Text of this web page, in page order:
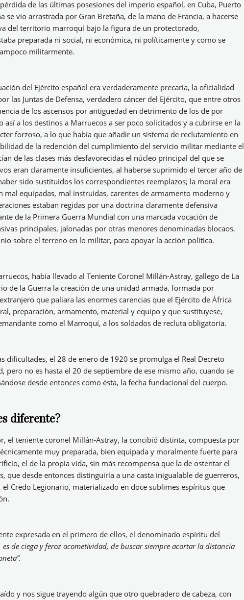
de las últimas posesiones del imperio español, en Cuba, Puerto
se vio arrastrada por Gran Bretaña, de la mano de Francia, a hacerse
del territorio marroquí bajo la figura de un protectorado,
preparada ni social, ni económica, ni políticamente y como se
militarmente.
del Ejército español era verdaderamente precaria, la oficialidad
las Juntas de Defensa, verdadero cáncer del Ejército, que entre otros
de los ascensos por antigüedad en detrimento de los de por
así a los destinos a Marruecos a ser poco solicitados y a cubrirse en la
forzoso, a lo que había que añadir un sistema de reclutamiento en
de la redención del cumplimiento del servicio militar mediante el
de las clases más desfavorecidas el núcleo principal del que se
eran claramente insuficientes, al haberse suprimido el tercer año de
sido sustituidos los correspondientes reemplazos; la moral era
mal equipadas, mal instruidas, carentes de armamento moderno y
estaban regidas por una doctrina claramente defensiva
de la Primera Guerra Mundial con una marcada vocación de
principales, jalonadas por otras menores denominadas blocaos,
sobre el terreno en lo militar, para apoyar la acción política.
había llevado al Teniente Coronel Millán-Astray, gallego de La
de la Guerra la creación de una unidad armada, formada por
que paliara las enormes carencias que el Ejército de África
preparación, armamento, material y equipo y que sustituyese,
como el Marroquí, a los soldados de recluta obligatoria.
dificultades, el 28 de enero de 1920 se promulga el Real Decreto
pero no es hasta el 20 de septiembre de ese mismo año, cuando se
desde entonces como ésta, la fecha fundacional del cuerpo.
diferente?
el teniente coronel Millán-Astray, la concibió distinta, compuesta por
muy preparada, bien equipada y moralmente fuerte para
el de la propia vida, sin más recompensa que la de ostentar el
que desde entonces distinguiría a una casta inigualable de guerreros,
Credo Legionario, materializado en doce sublimes espíritus que
expresada en el primero de ellos, el denominado espíritu del
es de ciega y feroz acometividad, de buscar siempre acortar la distancia
y nos sigue trayendo algún que otro quebradero de cabeza, con